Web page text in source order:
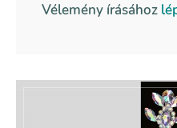
Vélemény írásához